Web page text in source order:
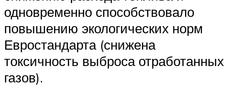
одновременно способствовало
повышению экологических норм
Евростандарта (снижена
токсичность выброса отработанных
газов).